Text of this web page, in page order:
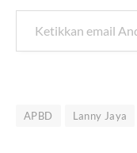
Ketikkan email Anda...
APBD Lanny Jaya